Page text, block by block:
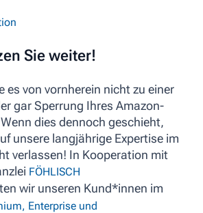
Sie weiter!
es von vornherein nicht zu einer
gar Sperrung Ihres Amazon-
dies dennoch geschieht,
unsere langjährige Expertise im
verlassen! In Kooperation mit
FÖHLISCH
wir unseren Kund*innen im
Enterprise und